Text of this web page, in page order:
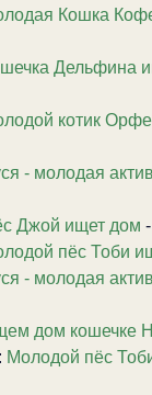
Кошка
Дельфина
котик
- молодая
Джой ищет дом -
пёс Тоби
- молодая
дом кошечке
Молодой пёс